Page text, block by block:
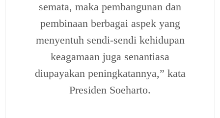
semata, maka pembangunan dan
pembinaan berbagai aspek yang
menyentuh sendi-sendi kehidupan
keagamaan juga senantiasa
diupayakan peningkatannya,” kata
Presiden Soeharto.